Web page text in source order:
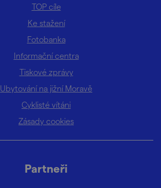
TOP cíle
Ke stažení
Fotobanka
Informační centra
Tiskové zprávy
Ubytování na jižní Moravě
Cyklisté vítáni
Zásady cookies
Partneři